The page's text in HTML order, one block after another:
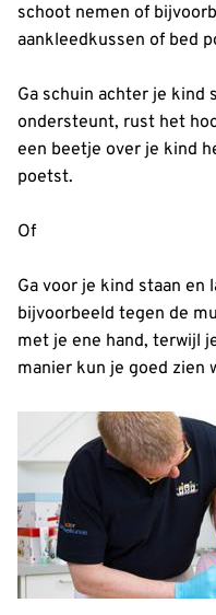
schoot nemen of
aankleedkussen of bed
Ga schuin achter je kind
ondersteunt, rust het
een beetje over je kind
poetst.
Of
Ga voor je kind staan
bijvoorbeeld tegen de
met je ene hand, terwijl
manier kun je goed zien